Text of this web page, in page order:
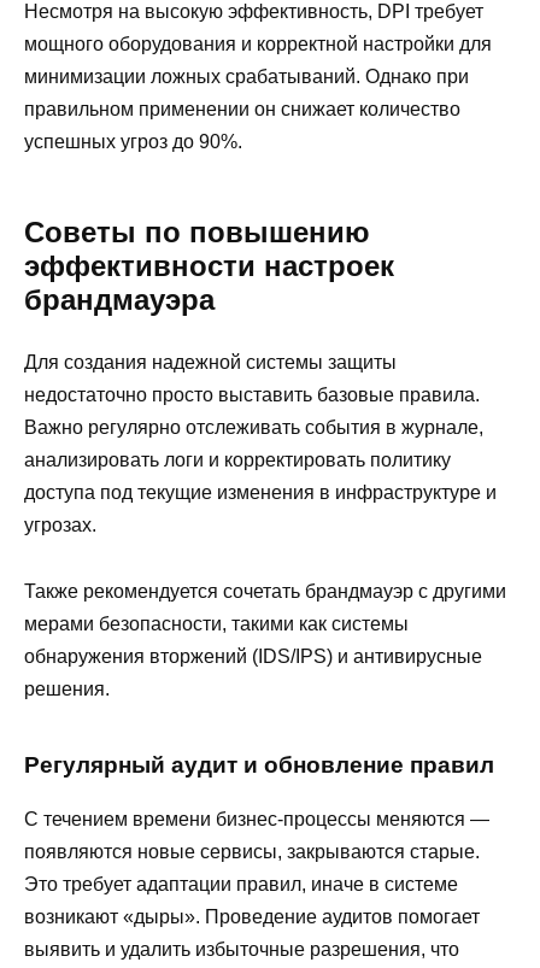
Несмотря на высокую эффективность, DPI требует
мощного оборудования и корректной настройки для
минимизации ложных срабатываний. Однако при
правильном применении он снижает количество
успешных угроз до 90%.
Советы по повышению
эффективности настроек
брандмауэра
Для создания надежной системы защиты
недостаточно просто выставить базовые правила.
Важно регулярно отслеживать события в журнале,
анализировать логи и корректировать политику
доступа под текущие изменения в инфраструктуре и
угрозах.
Также рекомендуется сочетать брандмауэр с другими
мерами безопасности, такими как системы
обнаружения вторжений (IDS/IPS) и антивирусные
решения.
Регулярный аудит и обновление правил
С течением времени бизнес-процессы меняются —
появляются новые сервисы, закрываются старые.
Это требует адаптации правил, иначе в системе
возникают «дыры». Проведение аудитов помогает
выявить и удалить избыточные разрешения, что